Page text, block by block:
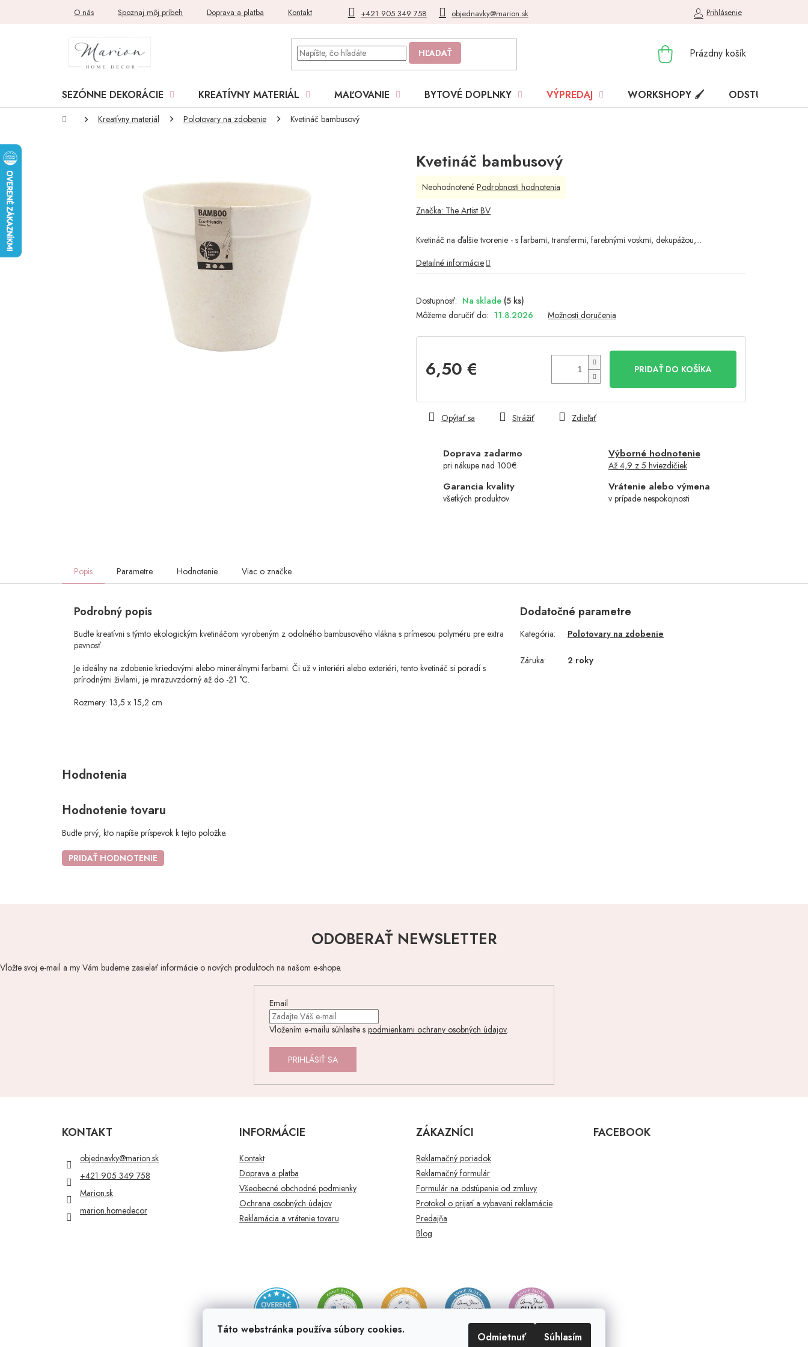
Táto webstránka používa súbory cookies.
Odmietnuť Súhlasím
+421 905 349 758 objednavky@marion.sk
O nás Spoznaj môj príbeh Doprava a platba Kontakt Blog Moja objednávka Prihlásenie
HĽADAŤ
NÁKUPNÝ
Prázdny košík
SEZÓNNE DEKORÁCIE KREATÍVNY MATERIÁL MAĽOVANIE BYTOVÉ DOPLNKY VÝPREDAJ WORKSHOPY 🖌️ ODSTÚPENIE
DomovKreatívny materiál Polotovary na zdobenie Kvetináč bambusový
Kvetináč bambusový
Na sklade (5 ks)
Môžeme doručiť do: 11.8.2026 Možnosti doručenia
6,50 €
cena:
PRIDAŤ DO KOŠÍKA
Doprava zadarmo
pri nákupe nad 100€
Výborné hodnotenie
Až 4,9 z 5 hviezdičiek
Garancia kvality
všetkých produktov
Vrátenie alebo výmena
v prípade nespokojnosti
Kvetináč na ďalšie tvorenie - s farbami, transfermi, farebnými voskmi, dekupážou,...
Detailné informácie
Opýtať sa Strážiť Zdieľať
Priemerné
produktu
z
hviezdičiek.
Neohodnotené Podrobnosti hodnotenia
Značka: The Artist BV
Popis Parametre Hodnotenie Viac o značke
Podrobný popis
Buďte kreatívni s týmto ekologickým kvetináčom vyrobeným z odolného bambusového vlákna s prímesou polyméru pre extra
pevnosť.
Je ideálny na zdobenie kriedovými alebo minerálnymi farbami. Či už v interiéri alebo exteriéri, tento kvetináč si poradí s
prírodnými živlami, je mrazuvzdorný až do -21 °C.
Rozmery: 13,5 x 15,2 cm
Dodatočné parametre
Kategória: Polotovary na zdobenie
Záruka: 2 roky
Hodnotenie tovaru
Buďte prvý, kto napíše príspevok k tejto položke.
PRIDAŤ HODNOTENIE
ODOBERAŤ NEWSLETTER
Vložte svoj e-mail a my Vám budeme zasielať informácie o nových produktoch na našom e-shope.
Email
Vložením e-mailu súhlasíte s podmienkami ochrany osobných údajov.
PRIHLÁSIŤ SA
KONTAKT
objednavky@marion.sk
+421 905 349 758
Marion.sk
marion.homedecor
INFORMÁCIE
Kontakt
Doprava a platba
Všeobecné obchodné podmienky
Ochrana osobných údajov
Reklamácia a vrátenie tovaru
ZÁKAZNÍCI
Reklamačný poriadok
Reklamačný formulár
Formulár na odstúpenie od zmluvy
Protokol o prijatí a vybavení reklamácie
Predajňa
Blog
FACEBOOK